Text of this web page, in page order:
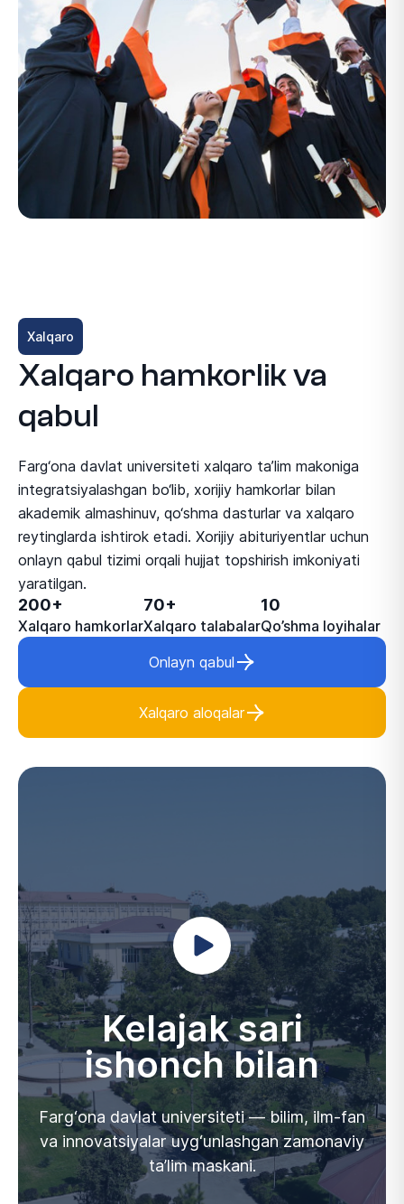
Xalqaro
Xalqaro hamkorlik va
qabul
Farg‘ona davlat universiteti xalqaro ta’lim makoniga
integratsiyalashgan bo‘lib, xorijiy hamkorlar bilan
akademik almashinuv, qo‘shma dasturlar va xalqaro
reytinglarda ishtirok etadi. Xorijiy abituriyentlar uchun
onlayn qabul tizimi orqali hujjat topshirish imkoniyati
yaratilgan.
200+
Xalqaro hamkorlar
70+
Xalqaro talabalar
10
Qo’shma loyihalar
Onlayn qabul
Xalqaro aloqalar
Kelajak sari
ishonch bilan
Farg‘ona davlat universiteti — bilim, ilm-fan
va innovatsiyalar uyg‘unlashgan zamonaviy
ta’lim maskani.